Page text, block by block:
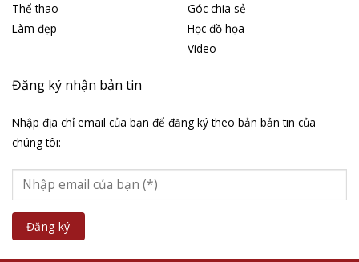
Thể thao
Làm đẹp
Góc chia sẻ
Học đồ họa
Video
Đăng ký nhận bản tin
Nhập địa chỉ email của bạn để đăng ký theo bản bản tin của
chúng tôi: